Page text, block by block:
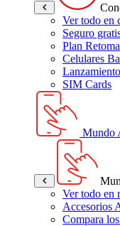
Ver todo en
Seguro
Plan Retoma
Celulares
SIM Cards
Mundo
Ver todo en
Accesorios
Compara